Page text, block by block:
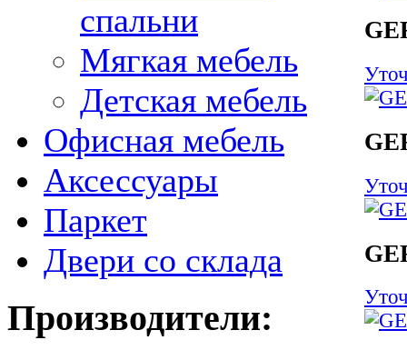
спальни
Мягкая мебель
Детская мебель
Офисная мебель
Аксессуары
Паркет
Двери со склада
Производители: